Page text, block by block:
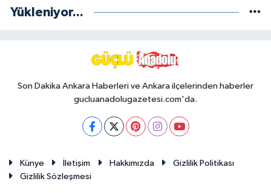
Yükleniyor...
Son Dakika Ankara Haberleri ve Ankara ilçelerinden haberler
gucluanadolugazetesi.com'da.
Künye İletişim Hakkımızda
Gizlilik Politikası
Gizlilik Sözleşmesi